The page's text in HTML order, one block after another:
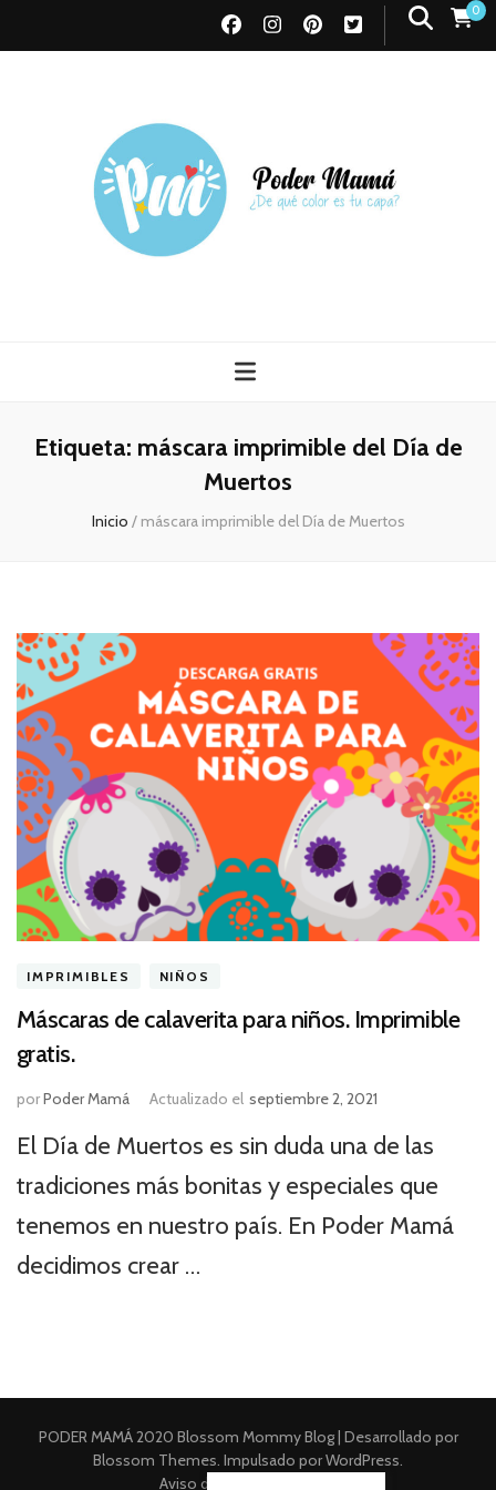
0
Etiqueta: máscara imprimible del Día de
Muertos
Inicio / máscara imprimible del Día de Muertos
IMPRIMIBLES NIÑOS
Máscaras de calaverita para niños. Imprimible
gratis.
porPoder Mamá Actualizado el septiembre 2, 2021
El Día de Muertos es sin duda una de las
tradiciones más bonitas y especiales que
tenemos en nuestro país. En Poder Mamá
decidimos crear …
PODER MAMÁ 2020 Blossom Mommy Blog | Desarrollado por
Blossom Themes. Impulsado porWordPress.
Aviso de Privacidad Integral